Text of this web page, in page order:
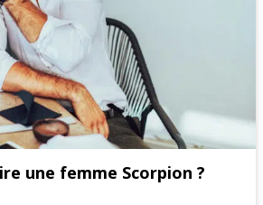
une femme Scorpion ?